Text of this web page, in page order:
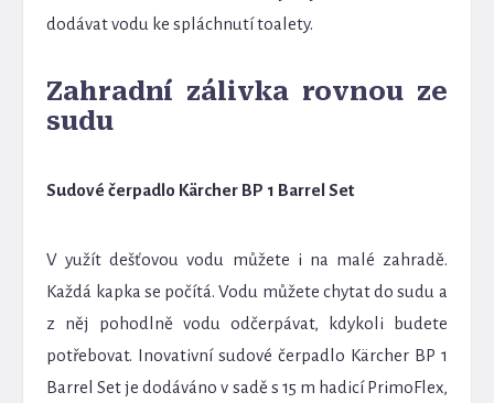
dodávat vodu ke spláchnutí toalety.
Zahradní zálivka rovnou ze
sudu
Sudové čerpadlo Kärcher BP 1 Barrel Set
V yužít dešťovou vodu můžete i na malé zahradě.
Každá kapka se počítá. Vodu můžete chytat do sudu a
z něj pohodlně vodu odčerpávat, kdykoli budete
potřebovat. Inovativní sudové čerpadlo Kärcher BP 1
Barrel Set je dodáváno v sadě s 15 m hadicí PrimoFlex,